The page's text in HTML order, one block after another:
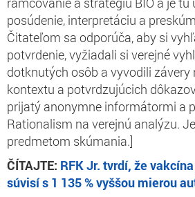
posúdenie, interpretáciu a
Čitateľom sa odporúča, aby si
potvrdenie, vyžiadali si verejné
dotknutých osôb a vyvodili závery
kontextu a potvrdzujúcich
prijatý anonymne informátormi a
Rationalism na verejnú analýzu.
predmetom skúmania.]
ČÍTAJTE: RFK Jr. tvrdí, že
súvisí s 1 135 % vyššou mierou